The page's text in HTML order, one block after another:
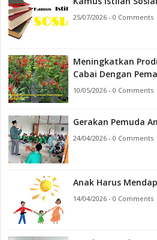
25/07/2026 - 0 Comments
Meningkatkan
Cabai Dengan
10/05/2026 - 0 Comments
Gerakan Pemuda
24/04/2026 - 0 Comments
Anak Harus
14/04/2026 - 0 Comments